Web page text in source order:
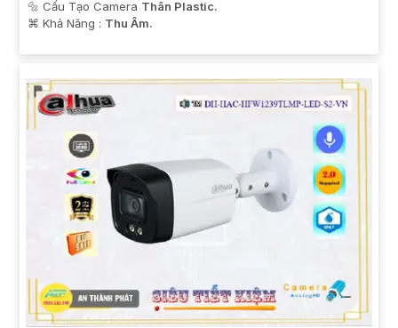
🔩 Cấu Tạo Camera Thân Plastic.
️⌘ Khả Năng : Thu Âm.